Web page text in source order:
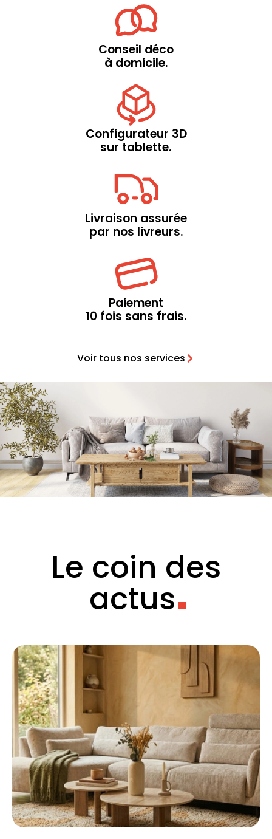
Conseil déco
à domicile.
Configurateur 3D
sur tablette.
Livraison assurée
par nos livreurs.
Paiement
10 fois sans frais.
Voir tous nos services
Le coin des
actus